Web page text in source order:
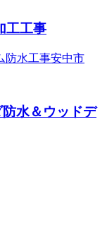
工工事
防水工事安中市
水＆ウッドデ